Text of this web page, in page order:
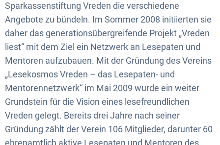
Sparkassenstiftung Vreden die verschiedene
Angebote zu bündeln. Im Sommer 2008 initiierten sie
daher das generationsübergreifende Projekt „Vreden
liest“ mit dem Ziel ein Netzwerk an Lesepaten und
Mentoren aufzubauen. Mit der Gründung des Vereins
„Lesekosmos Vreden – das Lesepaten- und
Mentorennetzwerk“ im Mai 2009 wurde ein weiter
Grundstein für die Vision eines lesefreundlichen
Vreden gelegt. Bereits drei Jahre nach seiner
Gründung zählt der Verein 106 Mitglieder, darunter 60
ehrenamtlich aktive Lesepaten und Mentoren des